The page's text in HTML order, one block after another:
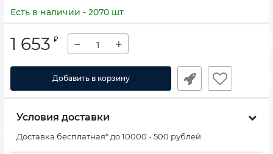
Есть в наличии - 2070 шт
1 653 ₽ − +
Добавить в корзину
Условия доставки
Доставка бесплатная* до 10000 - 500 рублей